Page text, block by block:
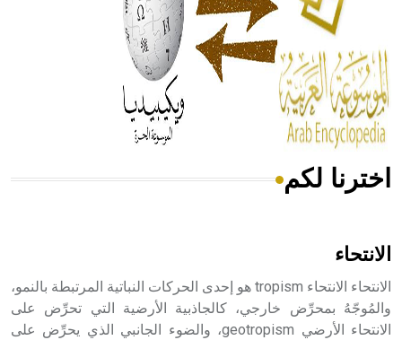
- هل تعلم أن المرجان إفراز حيواني يتكون في البحر ويتركب
من مادة كربونات الكلسيوم، وهو أحمر أو شديد الحمرة وهو
أجود أنواعه، ويمتاز بكبر الحجم ويسمى الش
هل تعلم أن الأبسيد كلمة فرنسية اللفظ تم اعتمادها مصطلحاً
- هل تعلم أن أبجر Abgar اسم معروف جيداً يعود إلى عدد من
اخترنا لكم
الانتحاء
الانتحاء الانتحاء tropism هو إحدى الحركات النباتية المرتبطة بالنمو،
والمُوجّهُ بمحرِّض خارجي، كالجاذبية الأرضية التي تحرِّض على
الانتحاء الأرضي geotropism، والضوء الجانبي الذي يحرِّض على